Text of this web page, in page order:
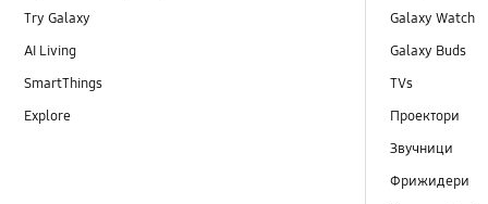
Try Galaxy
AI Living
SmartThings
Explore
Galaxy Watch
Galaxy Buds
TVs
Проектори
Звучници
Фрижидери